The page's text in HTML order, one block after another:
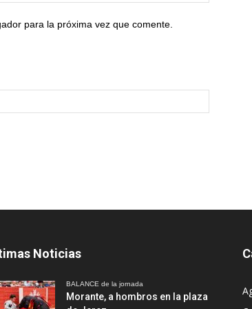
para la próxima vez que comente.
Noticias
BALANCE de la jornada
Morante, a hombros en la plaza